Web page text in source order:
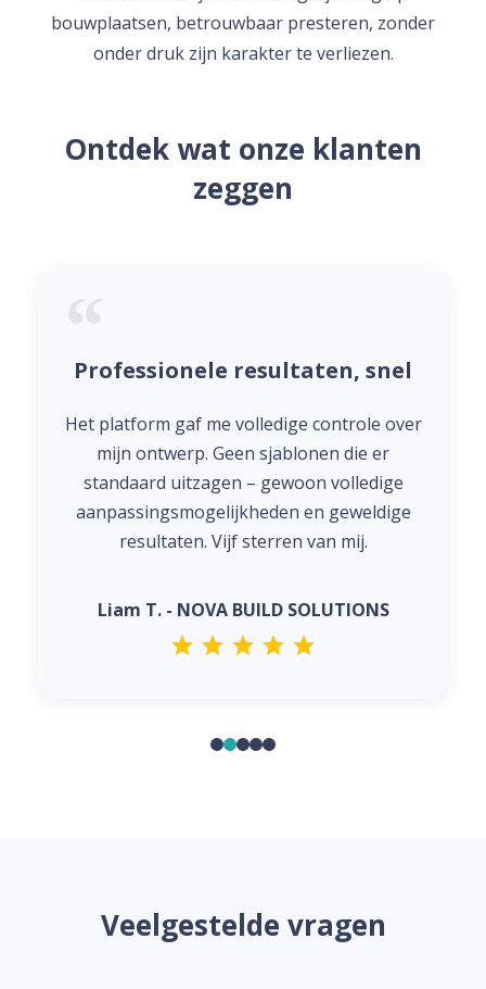
bouwplaatsen, betrouwbaar presteren, zonder
onder druk zijn karakter te verliezen.
Ontdek wat onze klanten
zeggen
Professionele resultaten, snel
Het platform gaf me volledige controle over
mijn ontwerp. Geen sjablonen die er
standaard uitzagen – gewoon volledige
aanpassingsmogelijkheden en geweldige
resultaten. Vijf sterren van mij.
Liam T. - NOVA BUILD SOLUTIONS
Veelgestelde vragen